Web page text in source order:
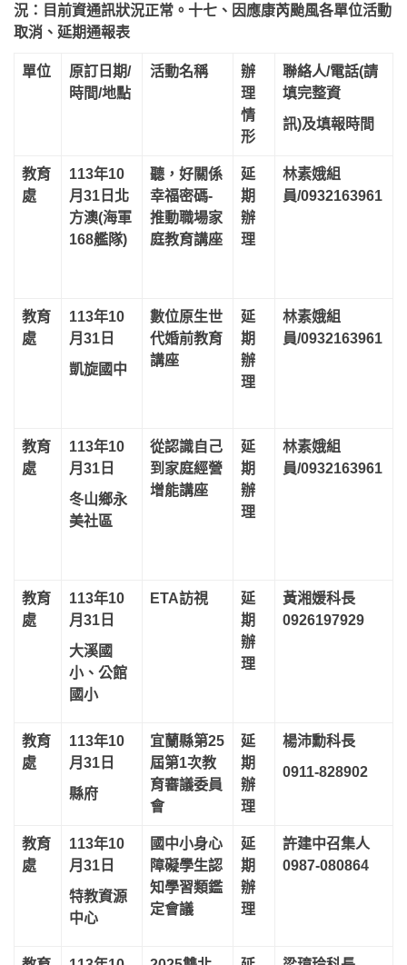
況：目前資通訊狀況正常。十七、因應康芮颱風各單位活動
取消、延期通報表
單位
原訂日期/
時間/地點
活動名稱
辦
理
情
形
聯絡人/電話(請
填完整資
訊)及填報時間
教育
處
113年10
月31日北
方澳(海軍
168艦隊)
聽，好關係
幸福密碼-
推動職場家
庭教育講座
延
期
辦
理
林素娥組
員/0932163961
教育
處
113年10
月31日
凱旋國中
數位原生世
代婚前教育
講座
延
期
辦
理
林素娥組
員/0932163961
教育
處
113年10
月31日
冬山鄉永
美社區
從認識自己
到家庭經營
增能講座
延
期
辦
理
林素娥組
員/0932163961
教育
處
113年10
月31日
大溪國
小、公館
國小
ETA訪視
延
期
辦
理
黃湘媛科長
0926197929
教育
處
113年10
月31日
縣府
宜蘭縣第25
屆第1次教
育審議委員
會
延
期
辦
理
楊沛勳科長
0911-828902
教育
處
113年10
月31日
特教資源
中心
國中小身心
障礙學生認
知學習類鑑
定會議
延
期
辦
理
許建中召集人
0987-080864